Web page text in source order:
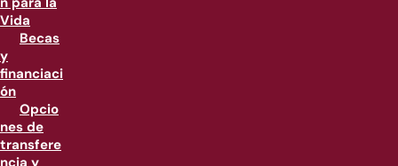
Vida
Becas
y
financiaci
ón
Opcio
nes de
transfere
ncia y